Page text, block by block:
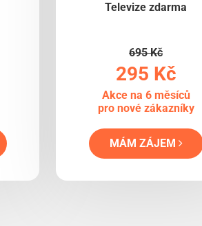
Televize zdarma
695 Kč
295 Kč
Akce na 6 měsíců
pro nové zákazníky
MÁM ZÁJEM